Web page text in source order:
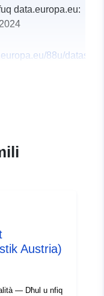
data.europa.eu:
88u/
Austria)
— Dħul u nfiq